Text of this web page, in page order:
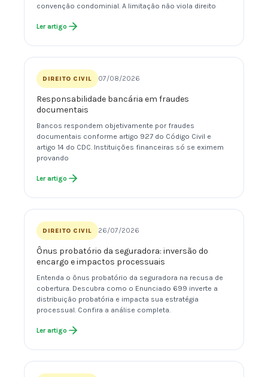
convenção condominial. A limitação não viola direito
Ler artigo
DIREITO CIVIL 07/08/2026
Responsabilidade bancária em fraudes
documentais
Bancos respondem objetivamente por fraudes
documentais conforme artigo 927 do Código Civil e
artigo 14 do CDC. Instituições financeiras só se eximem
provando
Ler artigo
DIREITO CIVIL 26/07/2026
Ônus probatório da seguradora: inversão do
encargo e impactos processuais
Entenda o ônus probatório da seguradora na recusa de
cobertura. Descubra como o Enunciado 699 inverte a
distribuição probatória e impacta sua estratégia
processual. Confira a análise completa.
Ler artigo